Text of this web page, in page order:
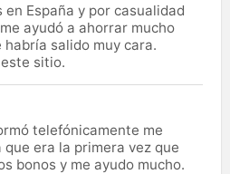
en España y por casualidad
ayudó a ahorrar mucho
salido muy cara.
sitio.
telefónicamente me
era la primera vez que
bonos y me ayudo mucho.